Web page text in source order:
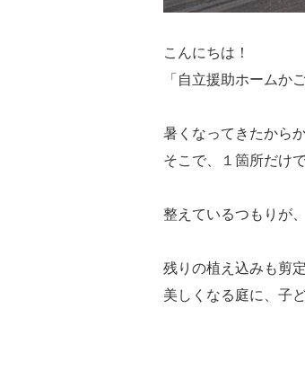
こんにちは！
「自立援助ホームか
暑くなってきたから
そこで、１箇所だけ
整えているつもりが
残りの植え込みも剪
美しくなる庭に、子